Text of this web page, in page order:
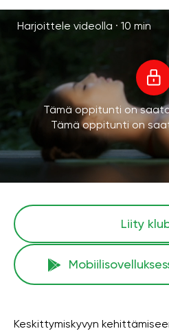
Harjoittele videolla · 10 min
Tämä oppitunti on
Tämä oppitunti on
Liity
Keskittymiskyvyn